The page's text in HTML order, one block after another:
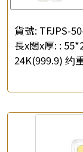
貨號: TFJPS-
長x闊x厚: :
24K(999.9) 约